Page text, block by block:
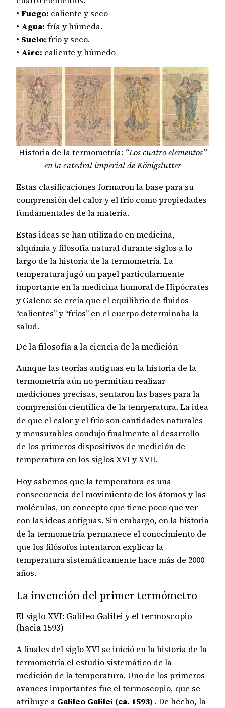
• Fuego: caliente y seco
• Agua: fría y húmeda.
• Suelo: frío y seco.
• Aire: caliente y húmedo
Historia de la termometría: “Los cuatro elementos”
en la catedral imperial de Königslutter
Estas clasificaciones formaron la base para su
comprensión del calor y el frío como propiedades
fundamentales de la materia.
Estas ideas se han utilizado en medicina,
alquimia y filosofía natural durante siglos a lo
largo de la historia de la termometría. La
temperatura jugó un papel particularmente
importante en la medicina humoral de Hipócrates
y Galeno: se creía que el equilibrio de fluidos
“calientes” y “fríos” en el cuerpo determinaba la
salud.
De la filosofía a la ciencia de la medición
Aunque las teorías antiguas en la historia de la
termometría aún no permitían realizar
mediciones precisas, sentaron las bases para la
comprensión científica de la temperatura. La idea
de que el calor y el frío son cantidades naturales
y mensurables condujo finalmente al desarrollo
de los primeros dispositivos de medición de
temperatura en los siglos XVI y XVII.
Hoy sabemos que la temperatura es una
consecuencia del movimiento de los átomos y las
moléculas, un concepto que tiene poco que ver
con las ideas antiguas. Sin embargo, en la historia
de la termometría permanece el conocimiento de
que los filósofos intentaron explicar la
temperatura sistemáticamente hace más de 2000
años.
La invención del primer termómetro
El siglo XVI: Galileo Galilei y el termoscopio
(hacia 1593)
A finales del siglo XVI se inició en la historia de la
termometría el estudio sistemático de la
medición de la temperatura. Uno de los primeros
avances importantes fue el termoscopio, que se
atribuye a Galileo Galilei (ca. 1593) . De hecho, la